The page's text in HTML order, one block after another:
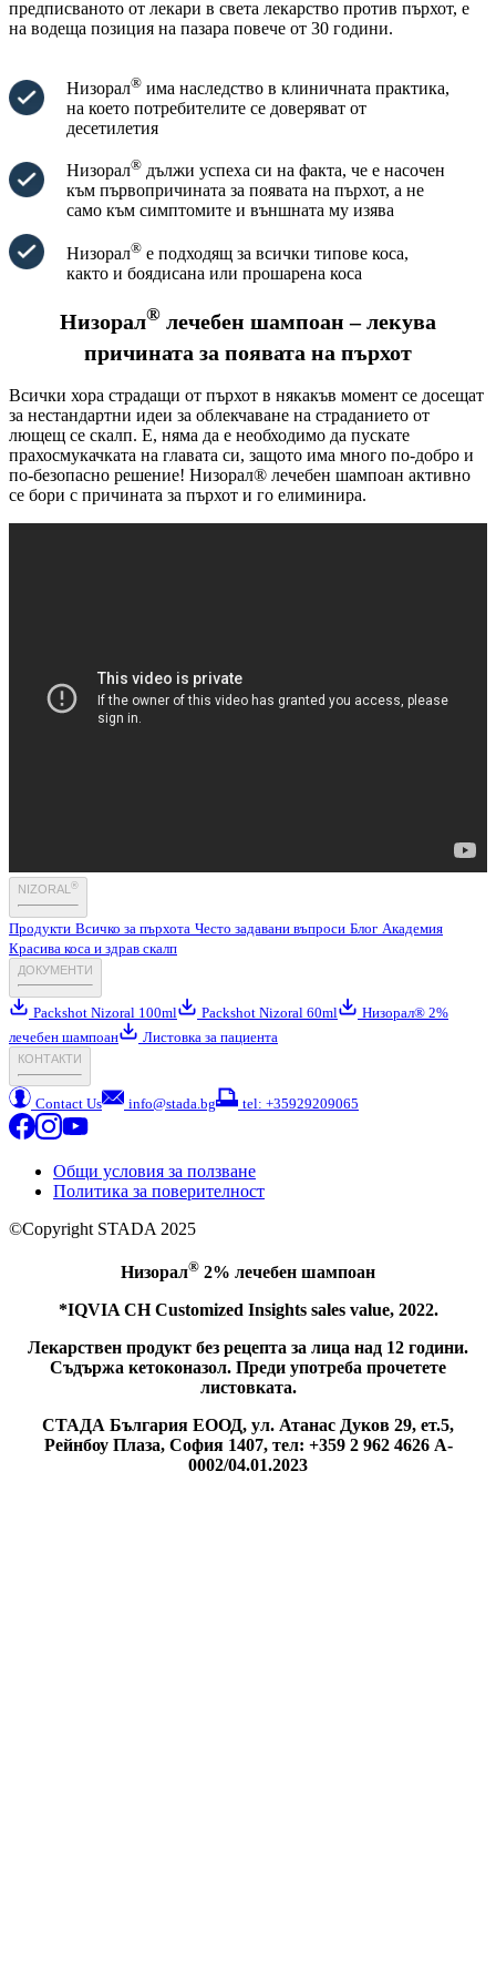
предписваното от лекари в света лекарство против пърхот, е
на водеща позиция на пазара повече от 30 години.
Низорал® има наследство в клиничната практика,
на което потребителите се доверяват от
десетилетия
Низорал® дължи успеха си на факта, че е насочен
към първопричината за появата на пърхот, а не
само към симптомите и външната му изява
Низорал® е подходящ за всички типове коса,
както и боядисана или прошарена коса
Низорал® лечебен шампоан – лекува
причината за появата на пърхот
Всички хора страдащи от пърхот в някакъв момент се досещат
за нестандартни идеи за облекчаване на страданието от
лющещ се скалп. Е, няма да е необходимо да пускате
прахосмукачката на главата си, защото има много по-добро и
по-безопасно решение! Низорал® лечебен шампоан активно
се бори с причината за пърхот и го елиминира.
NIZORAL®
Продукти Всичко за пърхота Често задавани въпроси Блог Академия
Красива коса и здрав скалп
ДОКУМЕНТИ
Packshot Nizoral 100ml Packshot Nizoral 60ml
Низорал® 2%
лечебен шампоан
Листовка за пациента
КОНТАКТИ
Contact Us info@stada.bg tel: +35929209065
Общи условия за ползване
Политика за поверителност
©Copyright STADA 2025
Низорал® 2% лечебен шампоан
*IQVIA CH Customized Insights sales value, 2022.
Лекарствен продукт без рецепта за лица над 12 години.
Съдържа кетоконазол. Преди употреба прочетете
листовката.
СТАДА България ЕООД, ул. Атанас Дуков 29, ет.5,
Рейнбоу Плаза, София 1407, тел: +359 2 962 4626 A-
0002/04.01.2023